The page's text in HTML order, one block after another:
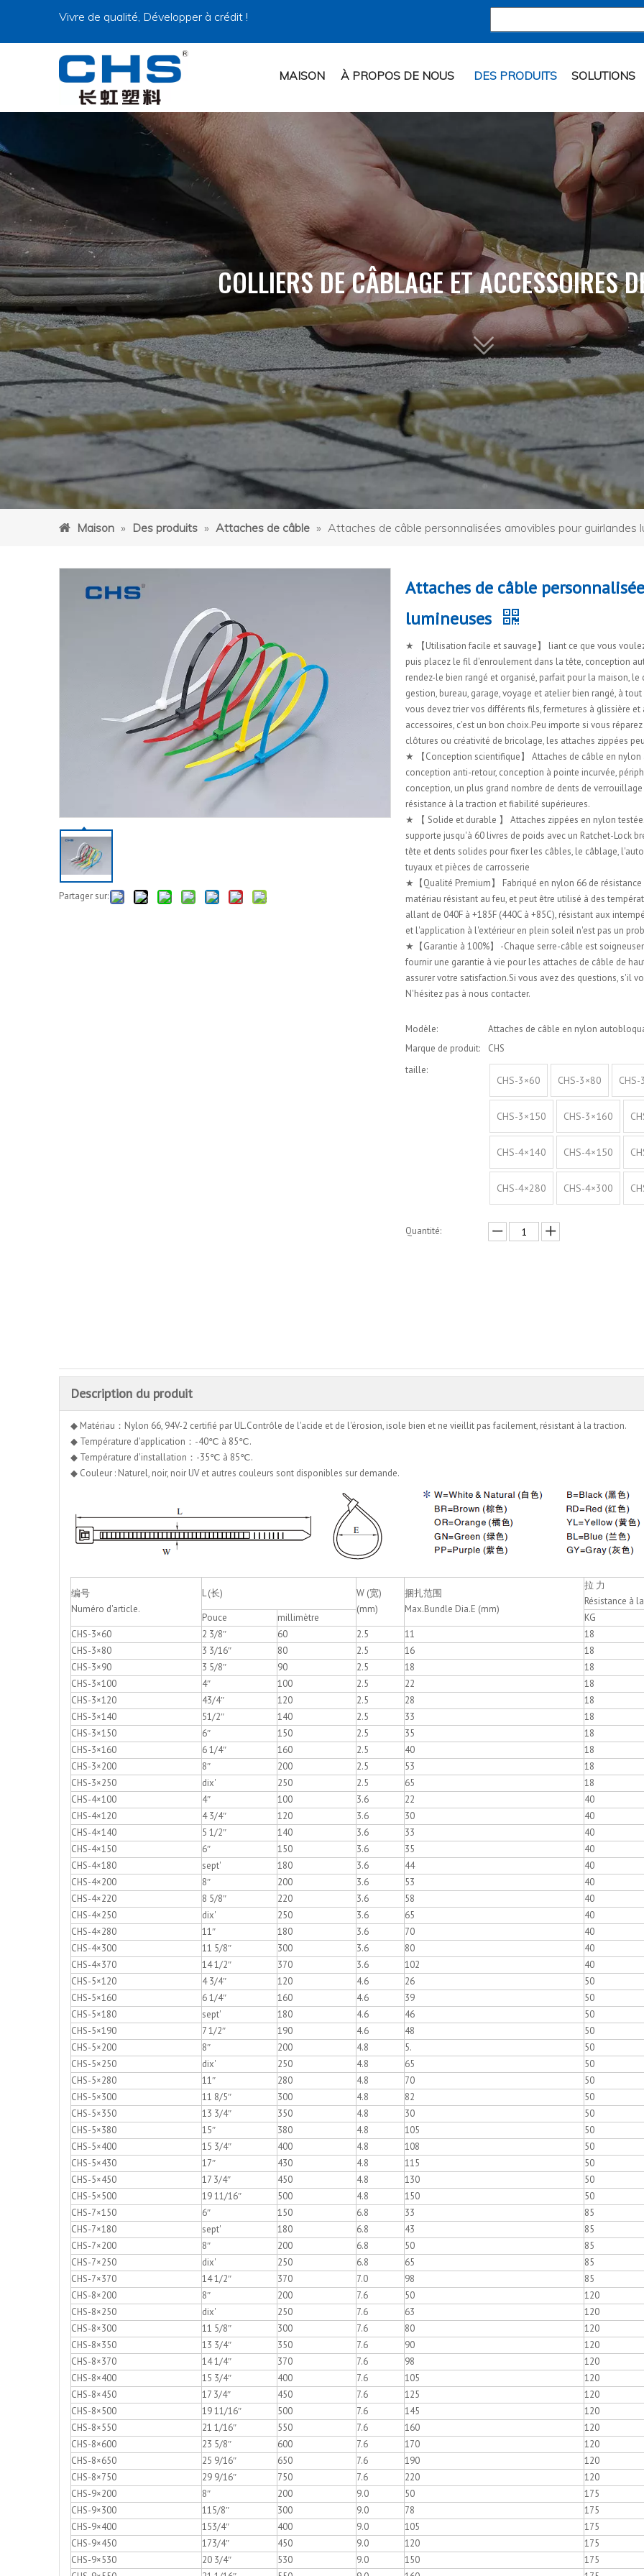
Vivre de qualité, Développer à crédit !
MAISON À PROPOS DE NOUS DES PRODUITS SOLUTIONS
COLLIERS DE CÂBLAGE ET ACCESSOIRES
Maison » Des produits » Attaches de câble » Attaches de câble personnalisées amovibles pour guirlandes
Partager sur:
Attaches de câble
lumineuses
★ 【Utilisation facile et sauvage】 liant ce que vous
puis placez le fil d'enroulement dans la tête, conception
rendez-le bien rangé et organisé, parfait pour la maison, le
gestion, bureau, garage, voyage et atelier bien rangé, à
vous devez trier vos différents fils, fermetures à glissière et
accessoires, c'est un bon choix.Peu importe si vous réparez
clôtures ou créativité de bricolage, les attaches zippées
★ 【Conception scientifique】 Attaches de câble en
conception anti-retour, conception à pointe incurvée,
conception, un plus grand nombre de dents de
résistance à la traction et fiabilité supérieures.
★ 【 Solide et durable 】 Attaches zippées en nylon
supporte jusqu'à 60 livres de poids avec un Ratchet-Lock
tête et dents solides pour fixer les câbles, le câblage,
tuyaux et pièces de carrosserie
★【Qualité Premium】 Fabriqué en nylon 66 de
matériau résistant au feu, et peut être utilisé à des
allant de 040F à +185F (440C à +85C), résistant aux
et l'application à l'extérieur en plein soleil n'est pas un
★【Garantie à 100%】 -Chaque serre-câble est
fournir une garantie à vie pour les attaches de câble de
assurer votre satisfaction.Si vous avez des questions, s'il
N'hésitez pas à nous contacter.
Modèle:
Attaches de câble en nylon
Marque de produit:
CHS
taille:
CHS-3×60 CHS-3×80
CHS-3×150 CHS-3×160
CHS-4×140 CHS-4×150
CHS-4×280 CHS-4×300
Quantité:
Description du produit
◆ Matériau：Nylon 66, 94V-2 certifié par UL.Contrôle de l'acide et de l'érosion, isole bien et ne vieillit pas facilement, résistant à la traction.
◆ Température d'application：-40℃ à 85℃.
◆ Température d'installation：-35℃ à 85℃.
◆ Couleur : Naturel, noir, noir UV et autres couleurs sont disponibles sur demande.
编号
Numéro d'article.
L (长)
W (宽)
(mm)
捆扎范围
Max.Bundle Dia.E (mm)
拉 力
Résistance à
Pouce
millimètre KG
CHS-3×60
2 3/8″ 60 2.5 11 18
CHS-3×80
3 3/16″ 80 2.5 16 18
CHS-3×90
3 5/8″ 90 2.5 18 18
CHS-3×100
4″ 100 2.5 22 18
CHS-3×120
43/4″ 120 2.5 28 18
CHS-3×140
51/2″ 140 2.5 33 18
CHS-3×150
6″ 150 2.5 35 18
CHS-3×160
6 1/4″ 160 2.5 40 18
CHS-3×200
8″ 200 2.5 53 18
CHS-3×250
dix' 250 2.5 65 18
CHS-4×100
4″ 100 3.6 22 40
CHS-4×120
4 3/4″ 120 3.6 30 40
CHS-4×140
5 1/2″ 140 3.6 33 40
CHS-4×150
6″ 150 3.6 35 40
CHS-4×180
sept' 180 3.6 44 40
CHS-4×200
8″ 200 3.6 53 40
CHS-4×220
8 5/8″ 220 3.6 58 40
CHS-4×250
dix' 250 3.6 65 40
CHS-4×280
11″ 180 3.6 70 40
CHS-4×300
11 5/8″ 300 3.6 80 40
CHS-4×370
14 1/2″ 370 3.6 102 40
CHS-5×120
4 3/4″ 120 4.6 26 50
CHS-5×160
6 1/4″ 160 4.6 39 50
CHS-5×180
sept' 180 4.6 46 50
CHS-5×190
7 1/2″ 190 4.6 48 50
CHS-5×200
8″ 200 4.8 5. 50
CHS-5×250
dix' 250 4.8 65 50
CHS-5×280
11″ 280 4.8 70 50
CHS-5×300
11 8/5″ 300 4.8 82 50
CHS-5×350
13 3/4″ 350 4.8 30 50
CHS-5×380
15″ 380 4.8 105 50
CHS-5×400
15 3/4″ 400 4.8 108 50
CHS-5×430
17″ 430 4.8 115 50
CHS-5×450
17 3/4″ 450 4.8 130 50
CHS-5×500
19 11/16″ 500 4.8 150 50
CHS-7×150
6″ 150 6.8 33 85
CHS-7×180
sept' 180 6.8 43 85
CHS-7×200
8″ 200 6.8 50 85
CHS-7×250
dix' 250 6.8 65 85
CHS-7×370
14 1/2″ 370 7.0 98 85
CHS-8×200
8″ 200 7.6 50 120
CHS-8×250
dix' 250 7.6 63 120
CHS-8×300
11 5/8″ 300 7.6 80 120
CHS-8×350
13 3/4″ 350 7.6 90 120
CHS-8×370
14 1/4″ 370 7.6 98 120
CHS-8×400
15 3/4″ 400 7.6 105 120
CHS-8×450
17 3/4″ 450 7.6 125 120
CHS-8×500
19 11/16″ 500 7.6 145 120
CHS-8×550
21 1/16″ 550 7.6 160 120
CHS-8×600
23 5/8″ 600 7.6 170 120
CHS-8×650
25 9/16″ 650 7.6 190 120
CHS-8×750
29 9/16″ 750 7.6 220 120
CHS-9×200
8″ 200 9.0 50 175
CHS-9×300
115/8″ 300 9.0 78 175
CHS-9×400
153/4″ 400 9.0 105 175
CHS-9×450
173/4″ 450 9.0 120 175
CHS-9×530
20 3/4″ 530 9.0 150 175